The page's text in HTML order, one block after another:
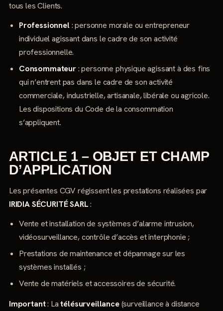
tous les Clients.
Professionnel: personne morale ou entrepreneur
individuel agissant dans le cadre de son activité
professionnelle.
Consommateur: personne physique agissant à des fins
qui n’entrent pas dans le cadre de son activité
commerciale, industrielle, artisanale, libérale ou agricole.
Les dispositions du Code de la consommation
s’appliquent.
ARTICLE 1 – OBJET ET CHAMP
D’APPLICATION
Les présentes CGV régissent les prestations réalisées par
IRIDIA SÉCURITÉ SARL:
Vente et installation de systèmes d’alarme intrusion,
vidéosurveillance, contrôle d’accès et interphonie ;
Prestations de maintenance et dépannage sur les
systèmes installés ;
Vente de matériels et accessoires de sécurité.
Important: Latélésurveillance(surveillance à distance